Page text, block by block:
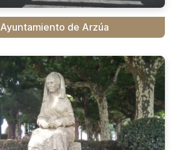
Ayuntamiento de Arzúa